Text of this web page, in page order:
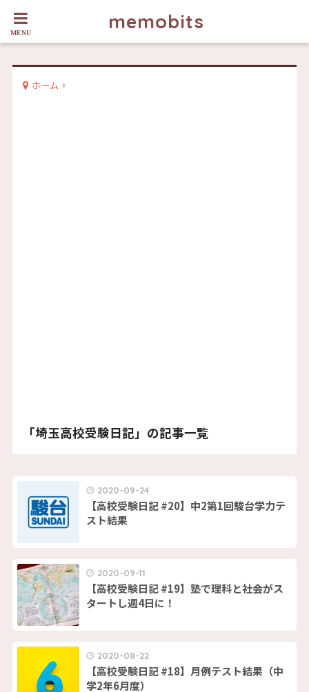
memobits
ホーム
「埼玉高校受験日記」の記事一覧
2020-09-24
【高校受験日記 #20】中2第1回駿台学力テ
スト結果
2020-09-11
【高校受験日記 #19】塾で理科と社会がス
タートし週4日に！
2020-08-22
【高校受験日記 #18】月例テスト結果（中
学2年6月度）